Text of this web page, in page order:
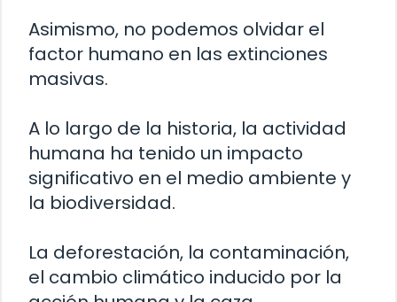
Asimismo, no podemos olvidar el
factor humano en las extinciones
masivas.
A lo largo de la historia, la actividad
humana ha tenido un impacto
significativo en el medio ambiente y
la biodiversidad.
La deforestación, la contaminación,
el cambio climático inducido por la